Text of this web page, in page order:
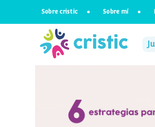
Sobre cristic Sobre mí
6 estrategias para una